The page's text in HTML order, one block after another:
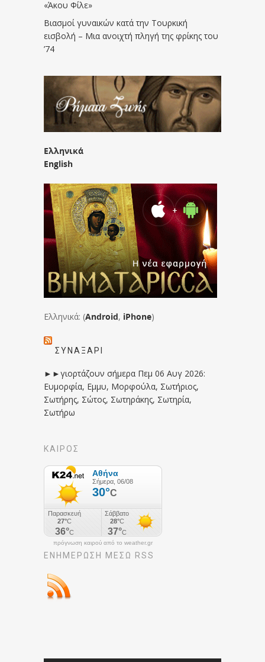
«Άκου Φίλε»
Βιασμοί γυναικών κατά την Τουρκική
εισβολή – Μια ανοιχτή πληγή της φρίκης του
’74
Ελληνικά
English
Ελληνικά: (Android, iPhone)
ΣΥΝΑΞΆΡΙ
►►γιορτάζουν σήμερα Πεμ 06 Αυγ 2026:
Ευμορφία, Εμμυ, Μορφούλα, Σωτήριος,
Σωτήρης, Σώτος, Σωτηράκης, Σωτηρία,
Σωτήρω
ΚΑΙΡΟΣ
πρόγνωση καιρού από το weather.gr
ΕΝΗΜΈΡΩΣΉ ΜΕΣΩ RSS